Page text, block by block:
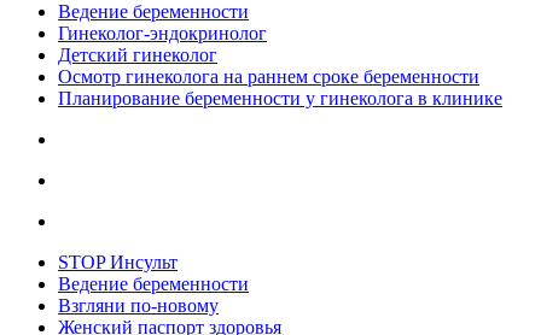
Ведение беременности
Гинеколог-эндокринолог
Детский гинеколог
Осмотр гинеколога на раннем сроке беременности
Планирование беременности у гинеколога в клинике
STOP Инсульт
Ведение беременности
Взгляни по-новому
Женский паспорт здоровья